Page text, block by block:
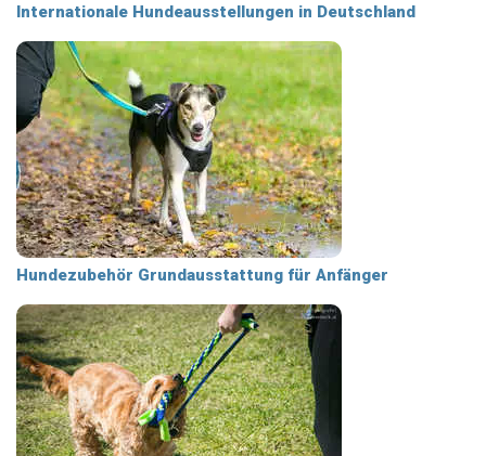
Internationale Hundeausstellungen in Deutschland
Hundezubehör Grundausstattung für Anfänger